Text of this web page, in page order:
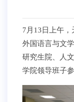
7月13日上午
外国语言与文
研究生院、人
学院领导班子参